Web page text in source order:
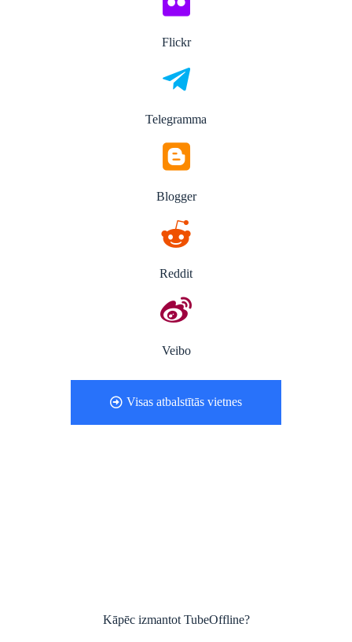
Flickr
Telegramma
Blogger
Reddit
Veibo
Visas atbalstītās vietnes
Kāpēc izmantot TubeOffline?